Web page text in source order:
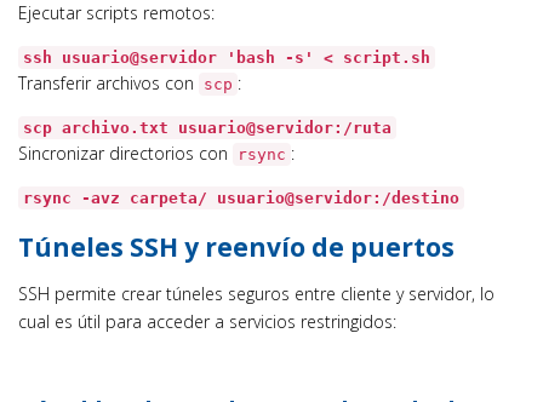
Ejecutar scripts remotos:
ssh usuario@servidor 'bash -s' < script.sh
Transferir archivos con scp :
scp archivo.txt usuario@servidor:/ruta
Sincronizar directorios con rsync :
rsync -avz carpeta/ usuario@servidor:/destino
Túneles SSH y reenvío de puertos
SSH permite crear túneles seguros entre cliente y servidor, lo
cual es útil para acceder a servicios restringidos: